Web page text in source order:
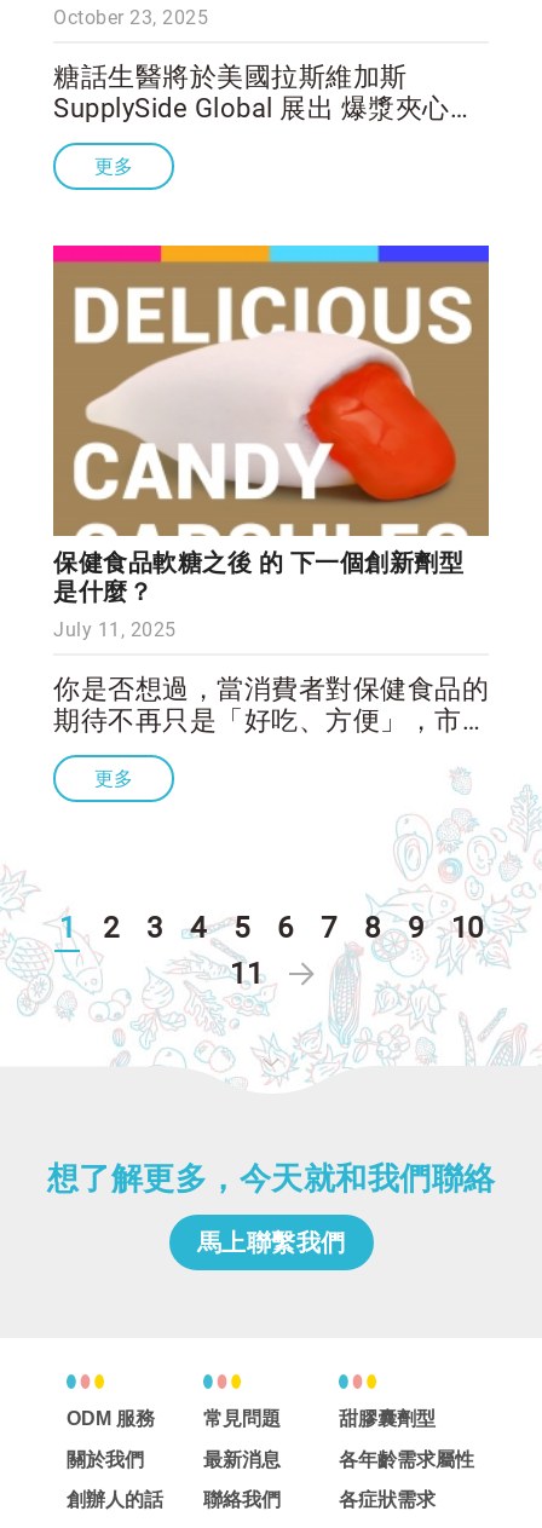
October 23, 2025
糖話生醫將於美國拉斯維加斯
SupplySide Global 展出 爆漿夾心咀
嚼粒（「甜膠囊」）。此劑型結合易
於建立每日習慣的口感， 並以受控
更多
保健食品軟糖之後 的 下一個創新劑型
是什麼？
July 11, 2025
你是否想過，當消費者對保健食品的
期待不再只是「好吃、方便」，市場
的下一步會是什麼？ 在全球市場
中，保健食品軟糖（Gummies）憑
藉美味、便利與高接受度，已成功改
變日常營養補給的體驗。然而，在今
更多
1 2 3 4 5 6 7 8 9
10
11
想了解更多，今天就和我們聯絡
馬上聯繫我們
ODM 服務
關於我們
創辦人的話
常見問題
最新消息
聯絡我們
甜膠囊劑型
各年齡需求屬性
各症狀需求